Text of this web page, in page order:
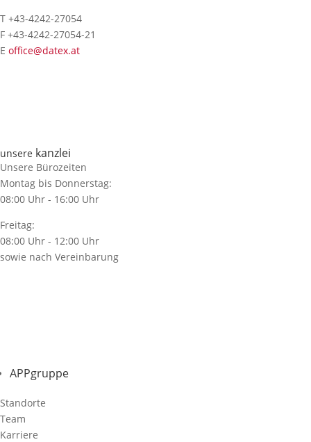
T +43-4242-27054
F +43-4242-27054-21
E office@datex.at
unsere kanzlei
Unsere Bürozeiten
Montag bis Donnerstag:
08:00 Uhr - 16:00 Uhr
Freitag:
08:00 Uhr - 12:00 Uhr
sowie nach Vereinbarung
APPgruppe
Standorte
Team
Karriere